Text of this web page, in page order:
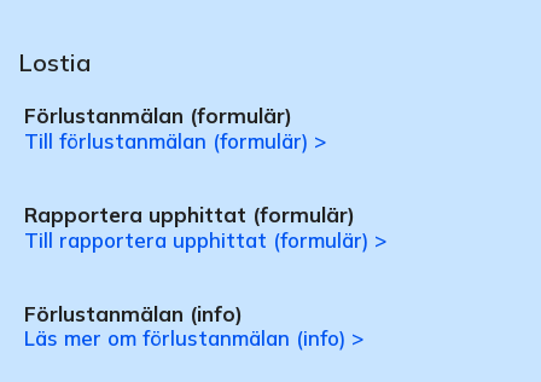
Lostia
Förlustanmälan (formulär)
Till förlustanmälan (formulär) >
Rapportera upphittat (formulär)
Till rapportera upphittat (formulär) >
Förlustanmälan (info)
Läs mer om förlustanmälan (info) >